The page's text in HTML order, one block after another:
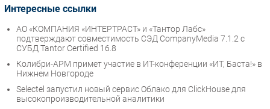
Интересные ссылки
АО «КОМПАНИЯ «ИНТЕРТРАСТ» и «Тантор Лабс»
подтверждают совместимость СЭД CompanyMedia 7.1.2 с
СУБД Tantor Certified 16.8
Колибри-АРМ примет участие в ИТ-конференции «ИТ, Баста!» в
Нижнем Новгороде
Selectel запустил новый сервис Облако для ClickHouse для
высокопроизводительной аналитики